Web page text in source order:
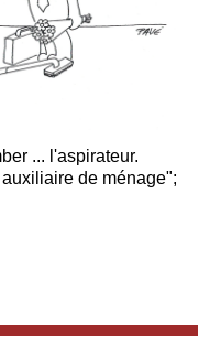
... l'aspirateur.
de ménage";